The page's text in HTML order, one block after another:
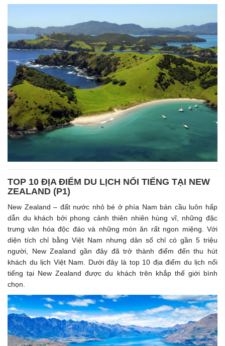
TOP 10 ĐỊA ĐIỂM DU LỊCH NỔI TIẾNG TẠI NEW
ZEALAND (P1)
New Zealand – đất nước nhỏ bé ở phía Nam bán cầu luôn hấp
dẫn du khách bởi phong cảnh thiên nhiên hùng vĩ, những đặc
trưng văn hóa độc đáo và những món ăn rất ngon miệng. Với
diện tích chỉ bằng Việt Nam nhưng dân số chỉ có gần 5 triệu
người, New Zealand gần đây đã trở thành điểm đến thu hút
khách du lịch Việt Nam. Dưới đây là top 10 địa điểm du lịch nổi
tiếng tại New Zealand được du khách trên khắp thế giới bình
chọn.